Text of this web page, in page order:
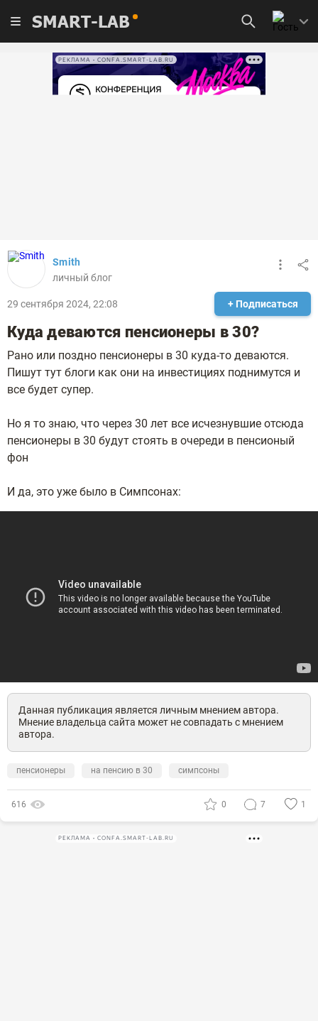
SMART-LAB
РЕКЛАМА • CONFA.SMART-LAB.RU
Smith
личный блог
29 сентября 2024, 22:08 + Подписаться
Куда деваются пенсионеры в 30?
Рано или поздно пенсионеры в 30 куда-то деваются.
Пишут тут блоги как они на инвестициях поднимутся и
все будет супер.
Но я то знаю, что через 30 лет все исчезнувшие отсюда
пенсионеры в 30 будут стоять в очереди в пенсионый
фон
И да, это уже было в Симпсонах:
Данная публикация является личным мнением автора.
Мнение владельца сайта может не совпадать с мнением
автора.
пенсионеры на пенсию в 30 симпсоны
616 0 7 1
РЕКЛАМА • CONFA.SMART-LAB.RU